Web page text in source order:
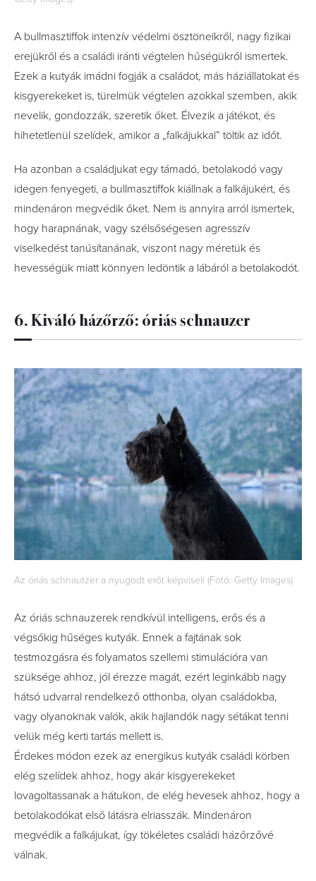
A bullmasztiffok intenzív védelmi ösztöneikről, nagy fizikai
erejükről és a családi iránti végtelen hűségükről ismertek.
Ezek a kutyák imádni fogják a családot, más háziállatokat és
kisgyerekeket is, türelmük végtelen azokkal szemben, akik
nevelik, gondozzák, szeretik őket. Élvezik a játékot, és
hihetetlenül szelídek, amikor a „falkájukkal” töltik az időt.
Ha azonban a családjukat egy támadó, betolakodó vagy
idegen fenyegeti, a bullmasztiffok kiállnak a falkájukért, és
mindenáron megvédik őket. Nem is annyira arról ismertek,
hogy harapnának, vagy szélsőségesen agresszív
viselkedést tanúsítanának, viszont nagy méretük és
hevességük miatt könnyen ledöntik a lábáról a betolakodót.
6. Kiváló házőrző: óriás schnauzer
Az óriás schnautzer a nyugodt erőt képviseli (Fotó: Getty Images)
Az óriás schnauzerek rendkívül intelligens, erős és a
végsőkig hűséges kutyák. Ennek a fajtának sok
testmozgásra és folyamatos szellemi stimulációra van
szüksége ahhoz, jól érezze magát, ezért leginkább nagy
hátsó udvarral rendelkező otthonba, olyan családokba,
vagy olyanoknak valók, akik hajlandók nagy sétákat tenni
velük még kerti tartás mellett is.
Érdekes módon ezek az energikus kutyák családi körben
elég szelídek ahhoz, hogy akár kisgyerekeket
lovagoltassanak a hátukon, de elég hevesek ahhoz, hogy a
betolakodókat első látásra elriasszák. Mindenáron
megvédik a falkájukat, így tökéletes családi házőrzővé
válnak.